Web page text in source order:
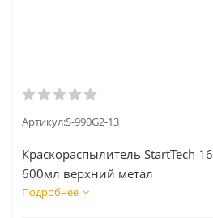
Артикул:S-990G2-13
Краскораспылитель StartTech
600мл верхний метал
Подробнее